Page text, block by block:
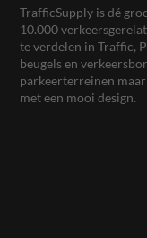
TrafficSupply is dé
10.000
te verdelen in Traffic,
beugels en
parkeerterreinen
met een mooi design.